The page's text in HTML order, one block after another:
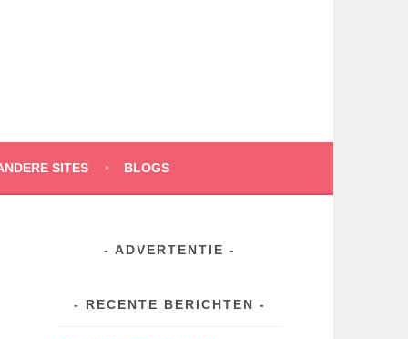
SITES BLOGS
ADVERTENTIE
RECENTE BERICHTEN